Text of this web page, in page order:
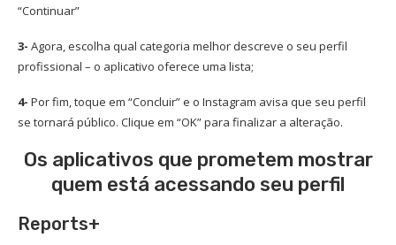
“Continuar”
3- Agora, escolha qual categoria melhor descreve o seu perfil
profissional – o aplicativo oferece uma lista;
4- Por fim, toque em “Concluir” e o Instagram avisa que seu perfil
se tornará público. Clique em “OK” para finalizar a alteração.
Os aplicativos que prometem mostrar
quem está acessando seu perfil
Reports+